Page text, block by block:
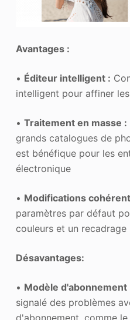
Avantages :
• Éditeur intelligent :
intelligent pour affiner
• Traitement en masse :
grands catalogues de
est bénéfique pour les
électronique
• Modifications
paramètres par défaut
couleurs et un recadrage
Désavantages:
• Modèle d'abonnement
signalé des problèmes
d'abonnement, comme